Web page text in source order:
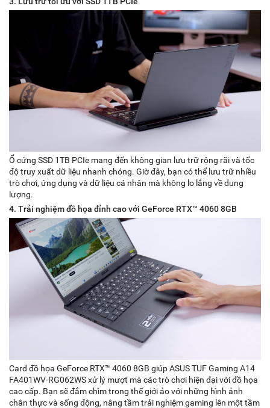
Ổ cứng SSD 1TB PCIe mang đến không gian lưu trữ rộng rãi và tốc
độ truy xuất dữ liệu nhanh chóng. Giờ đây, bạn có thể lưu trữ nhiều
trò chơi, ứng dụng và dữ liệu cá nhân mà không lo lắng về dung
lượng.
4. Trải nghiệm đồ họa đỉnh cao với GeForce RTX™ 4060 8GB
Card đồ họa GeForce RTX™ 4060 8GB giúp ASUS TUF Gaming A14
FA401WV-RG062WS xử lý mượt mà các trò chơi hiện đại với đồ họa
cao cấp. Bạn sẽ đắm chìm trong thế giới ảo với những hình ảnh
chân thực và sống động, nâng tầm trải nghiệm gaming lên một tầm